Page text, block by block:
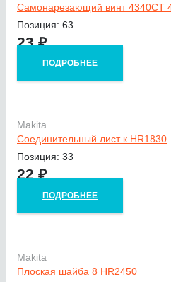
Самонарезающий винт 4340CT
Позиция: 63
23₽
ПОДРОБНЕЕ
Makita
Соединительный лист к HR1830
Позиция: 33
22₽
ПОДРОБНЕЕ
Makita
Плоская шайба 8 HR2450